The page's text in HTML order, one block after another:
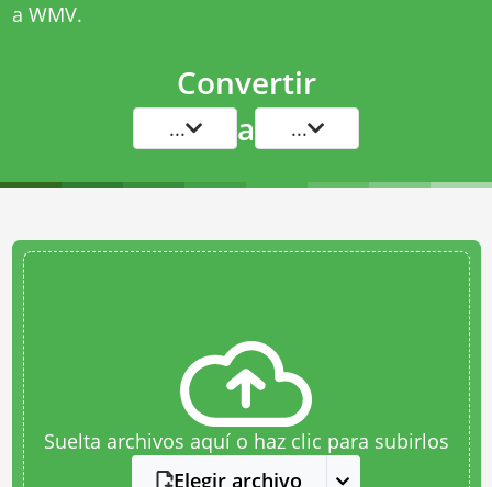
a WMV.
Convertir
... a ...
Suelta archivos aquí o haz clic para subirlos
Elegir archivo